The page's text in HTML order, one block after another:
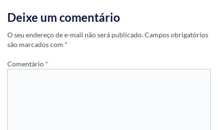
Deixe um comentário
O seu endereço de e-mail não será publicado.Campos obrigatórios
são marcados com *
Comentário *